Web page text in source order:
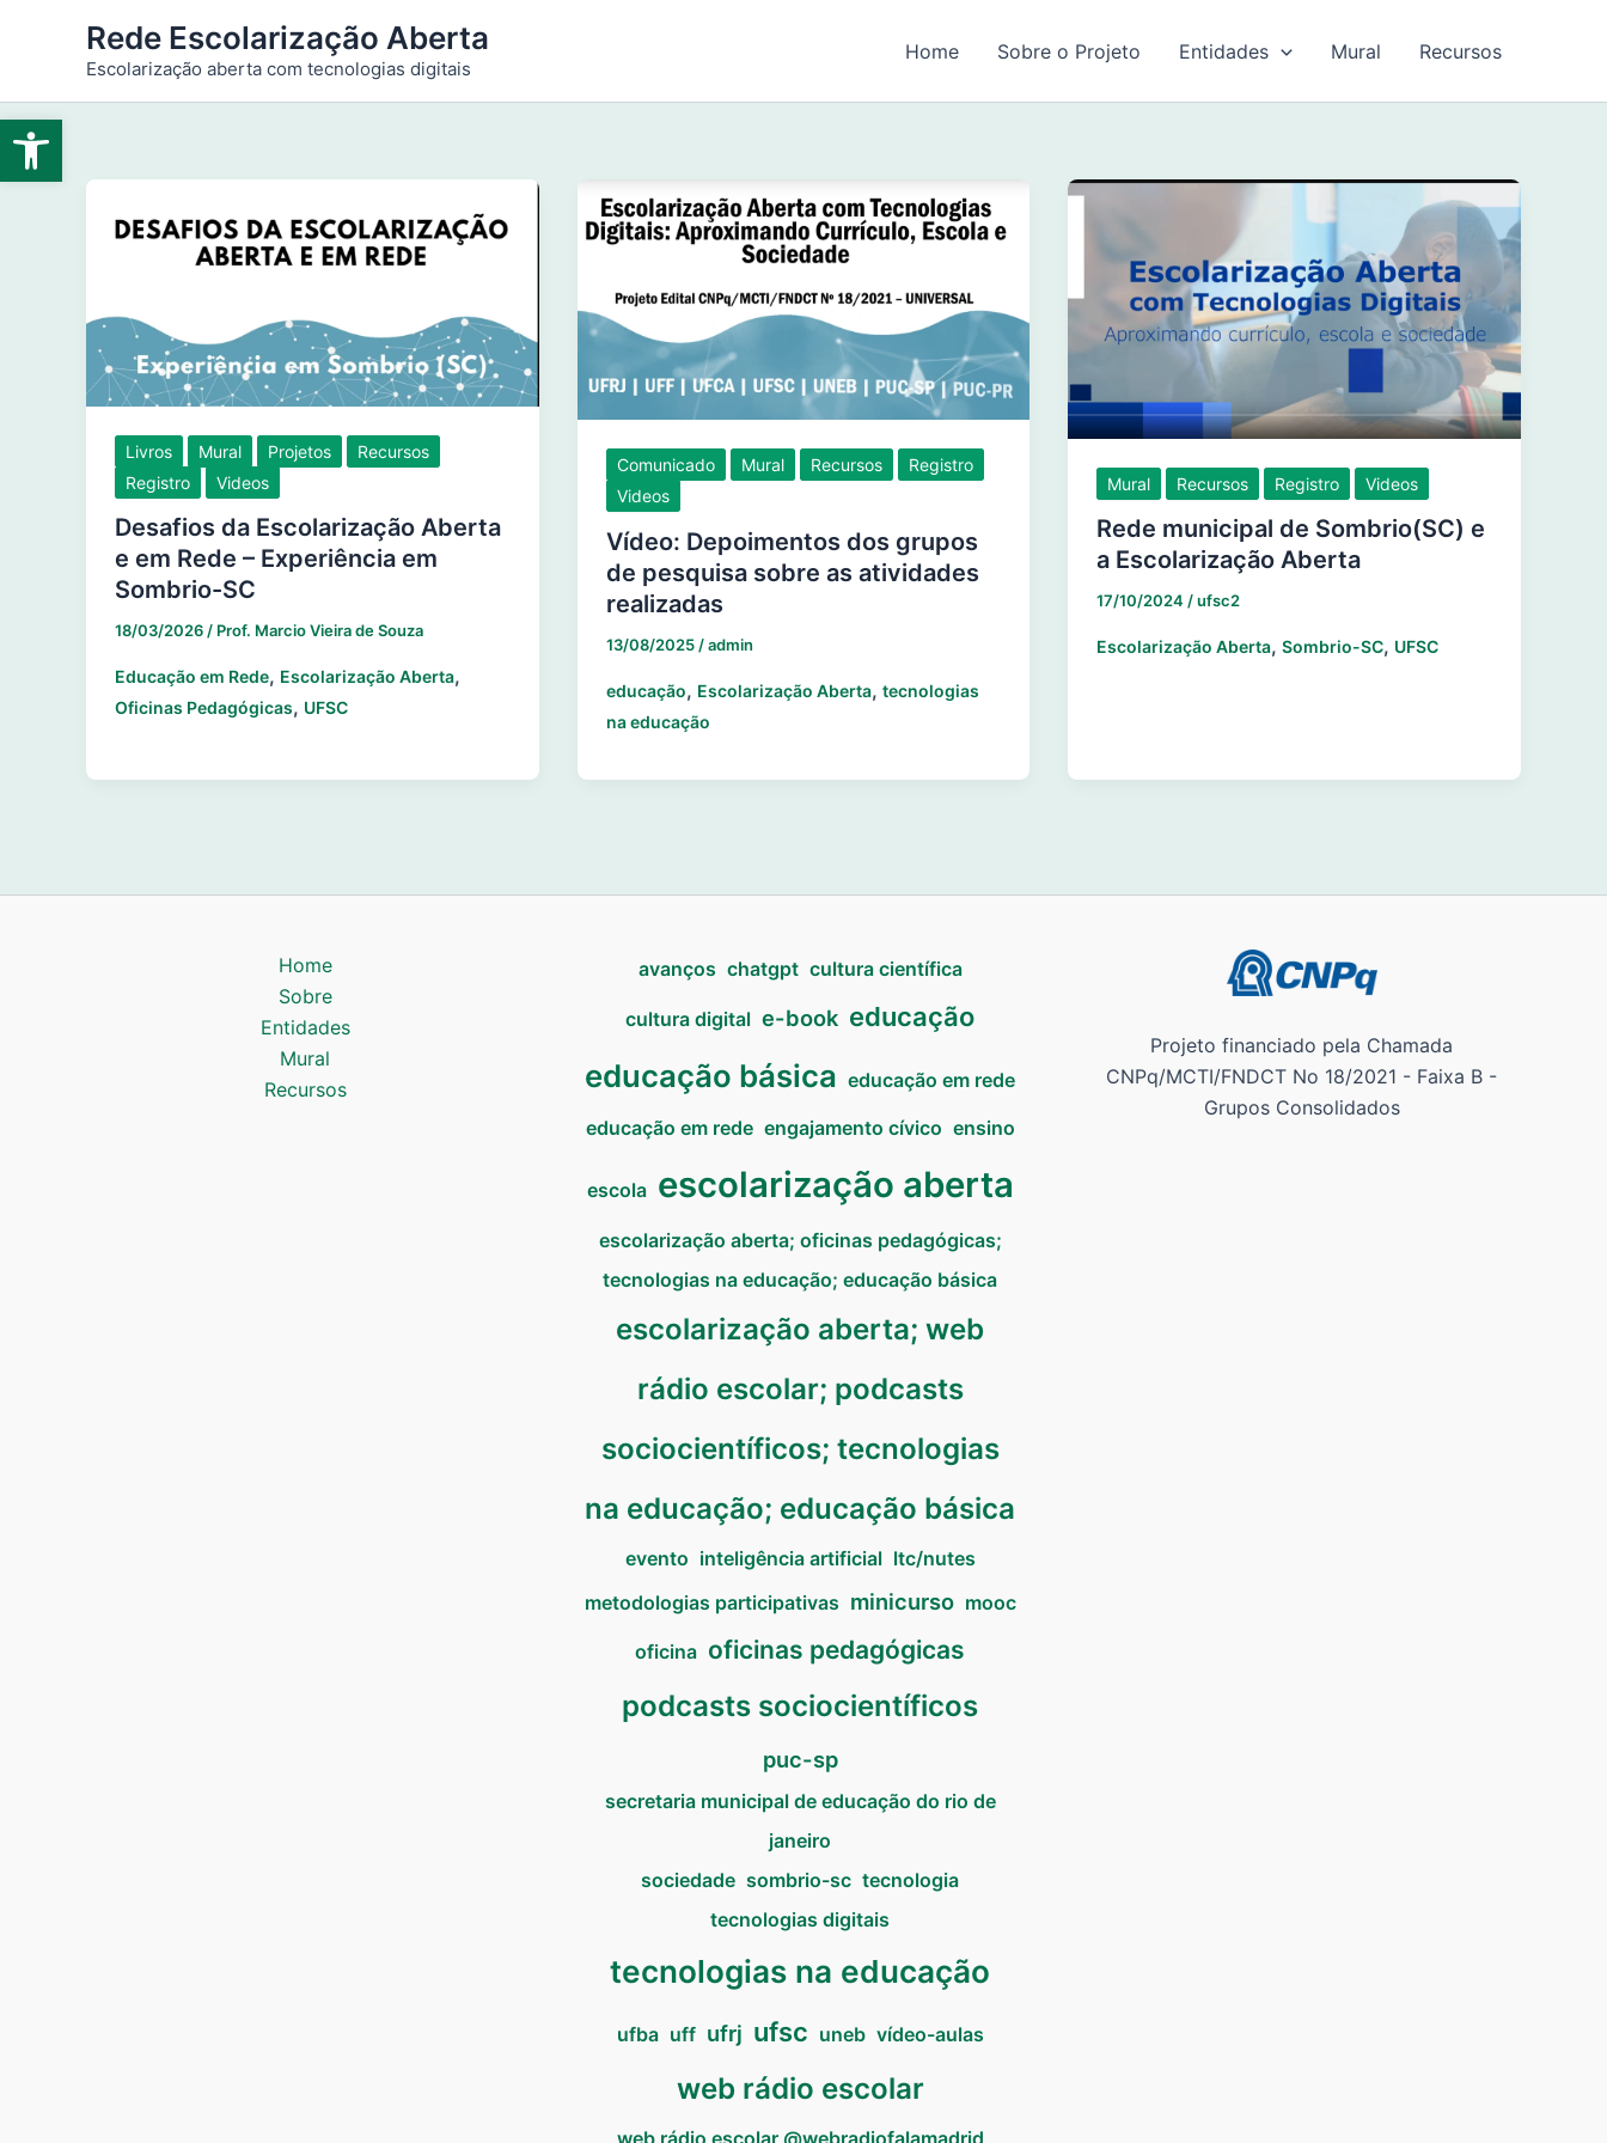
Abrir a barra de ferramentas
conteúdo
Rede Escolarização Aberta
Escolarização aberta com tecnologias digitais
Home Sobre o Projeto Entidades Mural Recursos
Livros Mural Projetos
Recursos
Registro
Videos
Desafios da Escolarização Aberta
e em Rede – Experiência em
Sombrio-SC
18/03/2026/ Prof. Marcio Vieira de Souza
Educação em Rede, Escolarização Aberta,
Oficinas Pedagógicas, UFSC
Comunicado Mural Recursos
Registro
Videos
Vídeo: Depoimentos dos grupos
de pesquisa sobre as atividades
realizadas
13/08/2025 /admin
educação, Escolarização Aberta, tecnologias
na educação
Mural Recursos Registro Videos
Rede municipal de Sombrio(SC) e
a Escolarização Aberta
17/10/2024/ufsc2
Escolarização Aberta,Sombrio-SC, UFSC
Home
Sobre
Entidades
Mural
Recursos
avanços chatgpt cultura científica
cultura digital e-book educação
educação básica educação em rede
educação em rede engajamento cívico ensino
escola escolarização aberta
escolarização aberta; oficinas pedagógicas;
tecnologias na educação; educação básica
escolarização aberta; web
rádio escolar; podcasts
sociocientíficos; tecnologias
na educação; educação básica
evento inteligência artificial ltc/nutes
metodologias participativas minicurso mooc
oficina oficinas pedagógicas
podcasts sociocientíficos
puc-sp
secretaria municipal de educação do rio de
janeiro
sociedade sombrio-sc tecnologia
tecnologias digitais
tecnologias na educação
ufba uff ufrj ufsc uneb vídeo-aulas
web rádio escolar
Projeto financiado pela Chamada
CNPq/MCTI/FNDCT No 18/2021 - Faixa B -
Grupos Consolidados